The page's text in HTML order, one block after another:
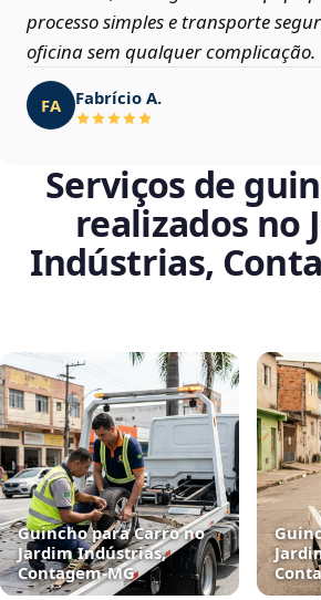
processo simples e transporte
oficina sem qualquer complicação.
FA Fabrício A.
Serviços de
realizados no
Indústrias,
Guincho para Carro no
Jardim Indústrias,
Contagem‑MG